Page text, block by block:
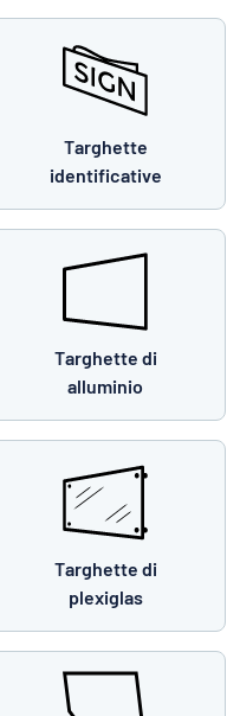
Targhette
identificative
Targhette di
alluminio
Targhette di
plexiglas